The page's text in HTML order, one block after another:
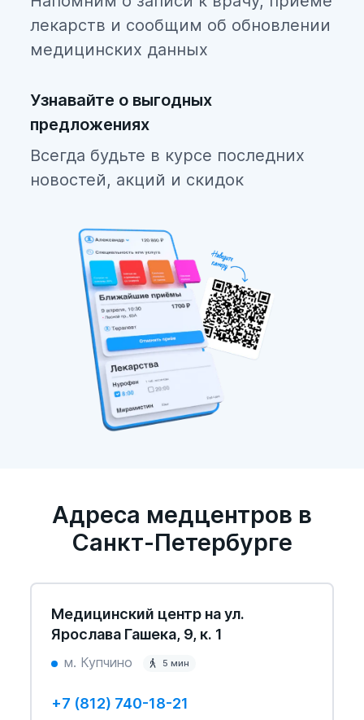
лекарств и сообщим об обновлении
медицинских данных
Узнавайте о выгодных
предложениях
Всегда будьте в курсе последних
новостей, акций и скидок
Адреса медцентров в
Санкт-Петербурге
Медицинский центр на ул.
Ярослава Гашека, 9, к. 1
м. Купчино 5 мин
+7 (812) 740-18-21